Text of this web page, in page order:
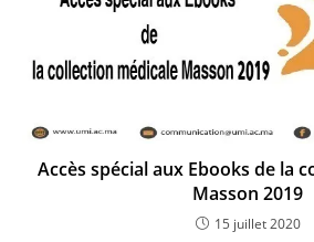
Accès spécial aux Ebooks de la
Masson 2019
15 juillet 2020